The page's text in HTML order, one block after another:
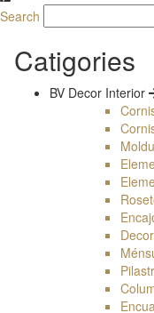
Search
Catigories
BV Decor Interior